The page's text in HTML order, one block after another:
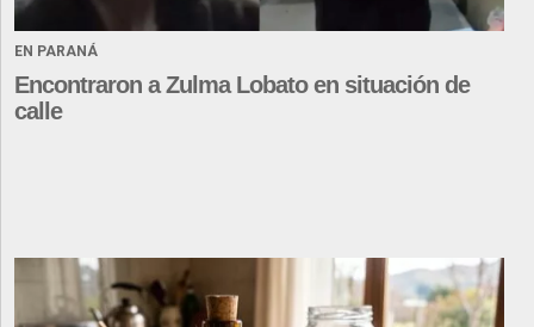
EN PARANÁ
Encontraron a Zulma Lobato en situación de
calle